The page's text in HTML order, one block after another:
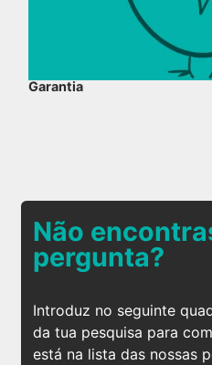
Garantia
Não
pergunta?
Introduz no seguinte
da tua pesquisa para
está na lista das nossas